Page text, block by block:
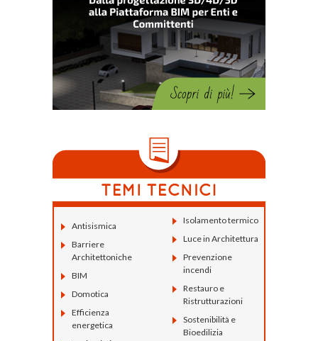
Antisismica
Barriere
Architettoniche
BIM
Domotica
Efficienza
energetica
Isolamento termico
Luce in Architettura
Prevenzione
incendi
Restauro e
Ristrutturazioni
Sostenibilità e
Bioedilizia